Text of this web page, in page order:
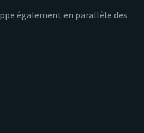
également en parallèle des